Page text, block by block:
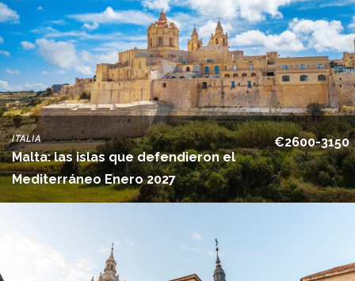
ITALIA
Malta: las islas que defendieron el
Mediterráneo Enero 2027
€2600-3150